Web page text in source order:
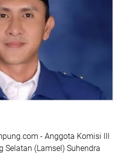
- Anggota Komisi III
Selatan (Lamsel) Suhendra